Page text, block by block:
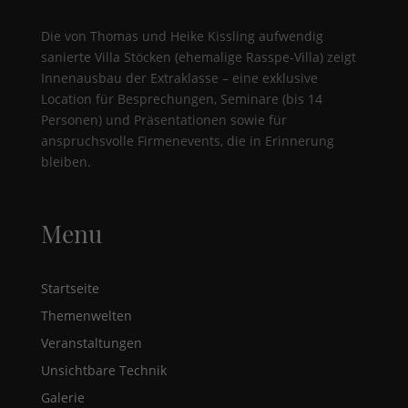
Die von Thomas und Heike Kissling aufwendig
sanierte Villa Stöcken (ehemalige Rasspe-Villa) zeigt
Innenausbau der Extraklasse – eine exklusive
Location für Besprechungen, Seminare (bis 14
Personen) und Präsentationen sowie für
anspruchsvolle Firmenevents, die in Erinnerung
bleiben.
Menu
Startseite
Themenwelten
Veranstaltungen
Unsichtbare Technik
Galerie
sie Besucher über Websites hinweg verfolgen.
Cookie-Informationen anzeigen
Externe Medien (6)
Inhalte von Videoplattformen und Social-Media-Plattformen werden
standardmäßig blockiert. Wenn Cookies von externen Medien akzeptiert
werden, bedarf der Zugriff auf diese Inhalte keiner manuellen
Einwilligung mehr.